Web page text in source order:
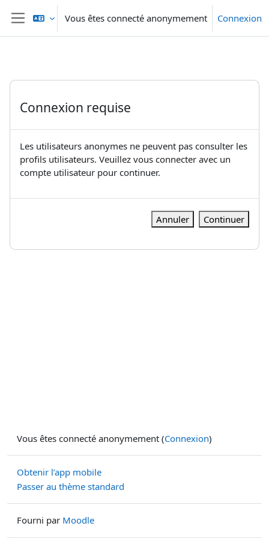
Passer au contenu principal
Panneau latéral
Vous êtes connecté anonymement Connexion
Connexion requise
Les utilisateurs anonymes ne peuvent pas consulter les
profils utilisateurs. Veuillez vous connecter avec un
compte utilisateur pour continuer.
Annuler Continuer
Vous êtes connecté anonymement (Connexion)
Obtenir l’app mobile
Passer au thème standard
Fourni par Moodle